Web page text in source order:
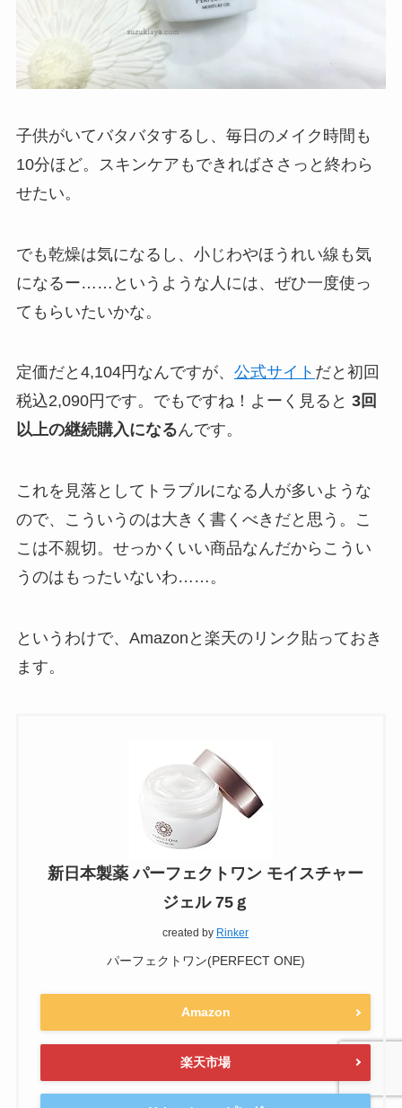
子供がいてバタバタするし、毎日のメイク時間も
10分ほど。スキンケアもできればささっと終わら
せたい。
でも乾燥は気になるし、小じわやほうれい線も気
になるー……というような人には、ぜひ一度使っ
てもらいたいかな。
定価だと4,104円なんですが、 公式サイト だと初回
税込2,090円です。でもですね！よーく見ると 3回
以上の継続購入になるんです。
これを見落としてトラブルになる人が多いような
ので、こういうのは大きく書くべきだと思う。こ
こは不親切。せっかくいい商品なんだからこうい
うのはもったいないわ……。
というわけで、Amazonと楽天のリンク貼っておき
ます。
新日本製薬 パーフェクトワン モイスチャー
ジェル 75ｇ
created by Rinker
パーフェクトワン(PERFECT ONE)
Amazon
楽天市場